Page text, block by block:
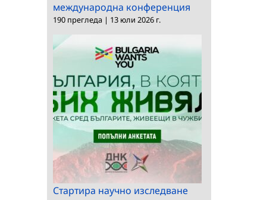
международна конференция
190 прегледа | 13 юли 2026 г.
Стартира научно изследване